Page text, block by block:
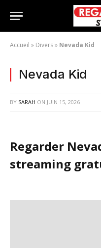
Accueil » Divers» Nevada Kid
Nevada Kid
BY SARAH ON JUIN 15, 2026
Regarder
streaming